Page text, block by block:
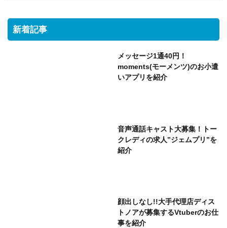
新着記事
メッセージ1通40円！
moments(モーメンツ)のお小遣
いアプリを紹介
音声通話キャスト大募集！トー
クレディの求人”ジェムプリ”を
紹介
顔出しなし!!大手代理店ディス
トノアが募集するVtuberのお仕
事を紹介